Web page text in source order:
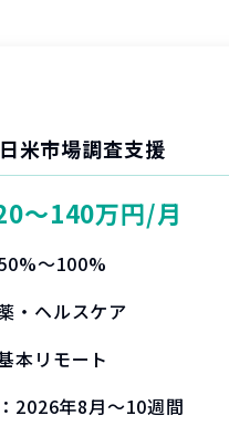
米市場調査支援
〜140万円/月
〜100%
・ヘルスケア
本リモート
2026年8月～10週間